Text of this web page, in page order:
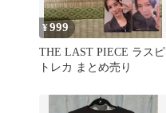
¥999
THE LAST PIECE ラスピ
トレカ まとめ売り